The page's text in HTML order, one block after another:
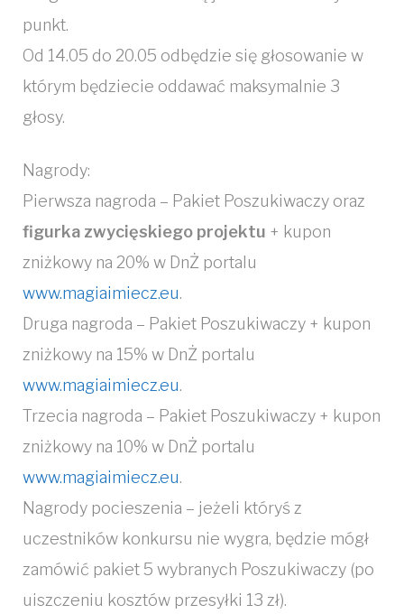
punkt.
Od 14.05 do 20.05 odbędzie się głosowanie w
którym będziecie oddawać maksymalnie 3
głosy.
Nagrody:
Pierwsza nagroda – Pakiet Poszukiwaczy oraz
figurka zwycięskiego projektu + kupon
zniżkowy na 20% w DnŻ portalu
www.magiaimiecz.eu.
Druga nagroda – Pakiet Poszukiwaczy + kupon
zniżkowy na 15% w DnŻ portalu
www.magiaimiecz.eu.
Trzecia nagroda – Pakiet Poszukiwaczy + kupon
zniżkowy na 10% w DnŻ portalu
www.magiaimiecz.eu.
Nagrody pocieszenia – jeżeli któryś z
uczestników konkursu nie wygra, będzie mógł
zamówić pakiet 5 wybranych Poszukiwaczy (po
uiszczeniu kosztów przesyłki 13 zł).